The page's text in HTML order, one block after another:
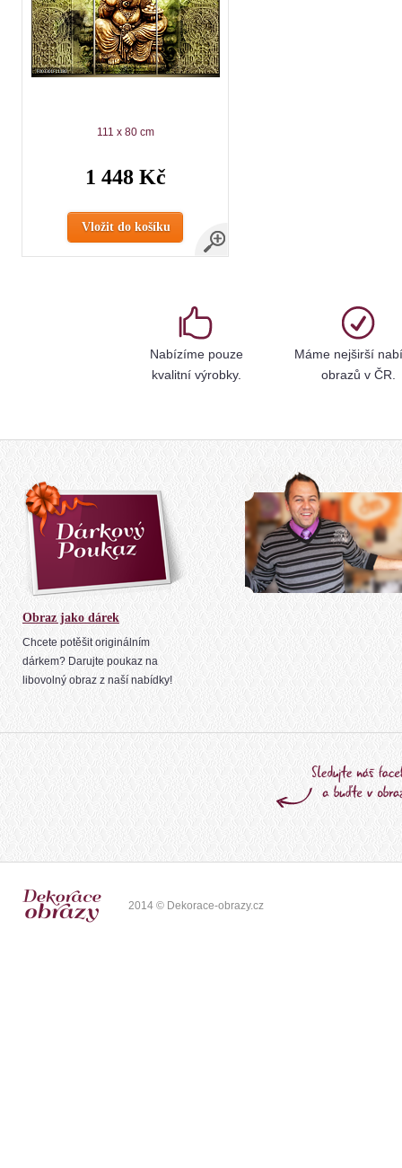
111 x 80 cm
1 448 Kč
Vložit do košíku
Nabízíme pouze
kvalitní výrobky.
Máme nejširší
obrazů v ČR.
Obraz jako dárek
Chcete potěšit originálním
dárkem? Darujte poukaz na
libovolný obraz z naší nabídky!
2014 © Dekorace-obrazy.cz